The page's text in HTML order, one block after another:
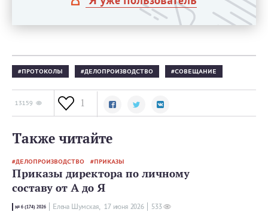
ПРОТОКОЛЫ ДЕЛОПРОИЗВОДСТВО СОВЕЩАНИЕ
13159 1
Также читайте
ДЕЛОПРОИЗВОДСТВО ПРИКАЗЫ
Приказы директора по личному
составу от А до Я
№ 6 (174) 2026 Елена Шумская, 17 июня 2026 533